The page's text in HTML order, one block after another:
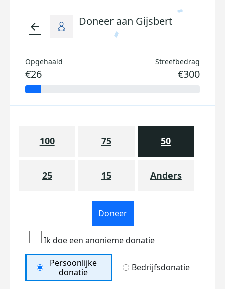
arrow_back Doneer aan Gijsbert
Opgehaald
€26
Streefbedrag
€300
100 75 50
25 15 Anders
Doneer
Ik doe een anonieme donatie
Persoonlijke
donatie
Bedrijfsdonatie